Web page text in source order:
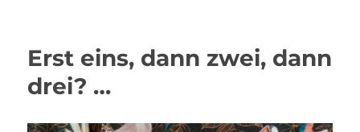
Erst eins, dann zwei, dann
drei? …